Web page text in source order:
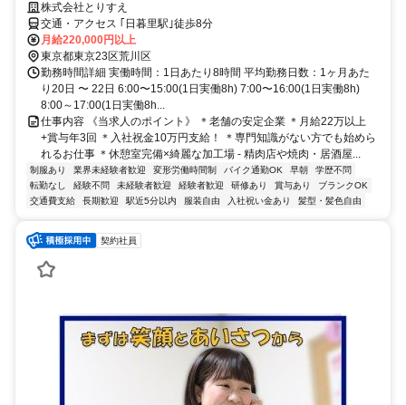
株式会社とりすえ
交通・アクセス ｢日暮里駅｣徒歩8分
月給220,000円以上
東京都東京23区荒川区
勤務時間詳細 実働時間：1日あたり8時間 平均勤務日数：1ヶ月あた
り20日 〜 22日 6:00〜15:00(1日実働8h) 7:00〜16:00(1日実働8h)
8:00～17:00(1日実働8h...
仕事内容 《当求人のポイント》 ＊老舗の安定企業 ＊月給22万以上
+賞与年3回 ＊入社祝金10万円支給！ ＊専門知識がない方でも始めら
れるお仕事 ＊休憩室完備×綺麗な加工場 - 精肉店や焼肉・居酒屋...
制服あり 業界未経験者歓迎 変形労働時間制 バイク通勤OK 早朝
学歴不問
転勤なし
経験不問 未経験者歓迎 経験者歓迎 研修あり 賞与あり
ブランクOK
交通費支給
長期歓迎 駅近5分以内 服装自由 入社祝い金あり 髪型・髪色自由
契約社員